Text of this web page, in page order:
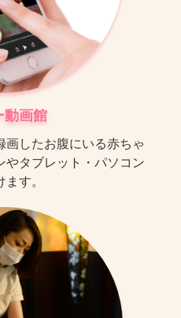
動画館
画したお腹にいる赤ちゃ
やタブレット・パソコン
す。